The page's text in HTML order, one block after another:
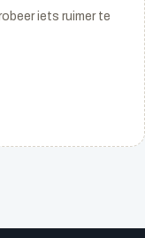
iets ruimer te